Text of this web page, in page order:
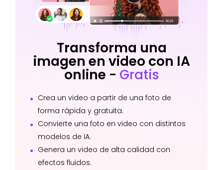
Transforma una
imagen en video con IA
online - Gratis
Crea un video a partir de una foto de
forma rápida y gratuita.
Convierte una foto en video con distintos
modelos de IA.
Genera un video de alta calidad con
efectos fluidos.